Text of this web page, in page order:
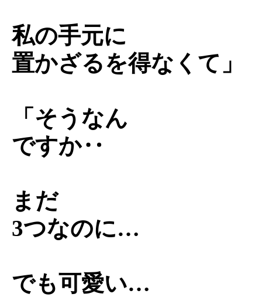
私の手元に
置かざるを得なくて」
「そうなん
ですか‥
まだ
3つなのに…
でも可愛い…